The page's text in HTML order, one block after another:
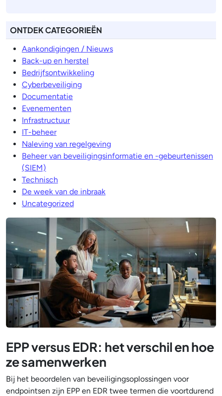
ONTDEK CATEGORIEËN
Aankondigingen / Nieuws
Back-up en herstel
Bedrijfsontwikkeling
Cyberbeveiliging
Documentatie
Evenementen
Infrastructuur
IT-beheer
Naleving van regelgeving
Beheer van beveiligingsinformatie en -gebeurtenissen
(SIEM)
Technisch
De week van de inbraak
Uncategorized
EPP versus EDR: het verschil en hoe
ze samenwerken
Bij het beoordelen van beveiligingsoplossingen voor
endpointsen zijn EPP en EDR twee termen die voortdurend